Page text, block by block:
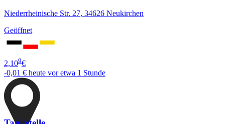
Niederrheinische Str. 27, 34626 Neukirchen
Geöffnet
2,109€
-0,01 € heute vor etwa 1 Stunde